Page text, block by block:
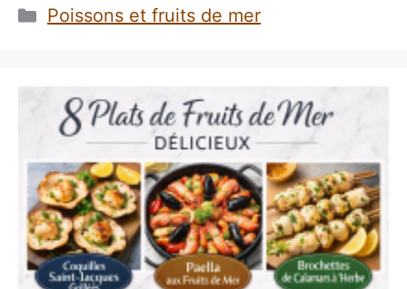
Catégories
Poissons et fruits de mer